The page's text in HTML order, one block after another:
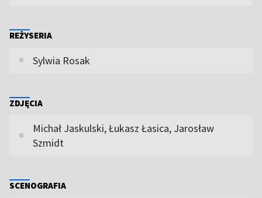
REŻYSERIA
Sylwia Rosak
ZDJĘCIA
Michał Jaskulski, Łukasz Łasica, Jarosław
Szmidt
SCENOGRAFIA